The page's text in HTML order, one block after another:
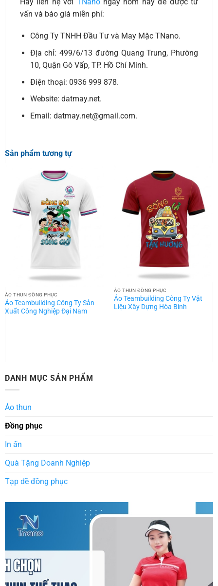
vấn và báo giá miễn phí:
Công Ty TNHH Đầu Tư và May Mặc TNano.
Địa chỉ: 499/6/13 đường Quang Trung, Phường
10, Quận Gò Vấp, TP. Hồ Chí Minh.
Điện thoại: 0936 999 878.
Website: datmay.net.
Email: datmay.net@gmail.com.
Sản phẩm tương tự
ÁO THUN ĐỒNG PHỤC
Áo Teambuilding Công Ty Sản
Xuất Công Nghiệp Đại Nam
ÁO THUN ĐỒNG PHỤC
Áo Teambuilding Công Ty Vật
Liệu Xây Dựng Hòa Bình
DANH MỤC SẢN PHẨM
Áo thun
Đồng phục
In ấn
Quà Tặng Doanh Nghiệp
Tạp dề đồng phục